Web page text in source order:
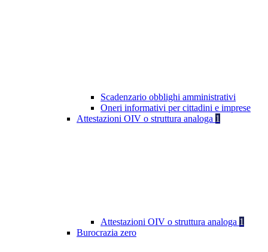
Scadenzario obblighi amministrativi
Oneri informativi per cittadini e imprese
Attestazioni OIV o struttura analoga 1
Attestazioni OIV o struttura analoga 1
Burocrazia zero